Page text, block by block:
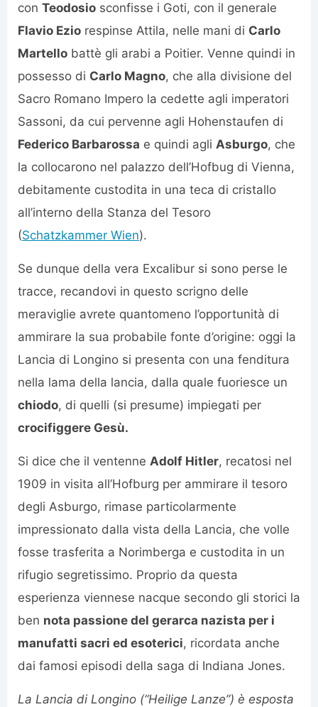
con Teodosio sconfisse i Goti, con il generale
Flavio Ezio respinse Attila, nelle mani di Carlo
Martello battè gli arabi a Poitier. Venne quindi in
possesso di Carlo Magno, che alla divisione del
Sacro Romano Impero la cedette agli imperatori
Sassoni, da cui pervenne agli Hohenstaufen di
Federico Barbarossa e quindi agli Asburgo, che
la collocarono nel palazzo dell’Hofbug di Vienna,
debitamente custodita in una teca di cristallo
all’interno della Stanza del Tesoro
(Schatzkammer Wien).
Se dunque della vera Excalibur si sono perse le
tracce, recandovi in questo scrigno delle
meraviglie avrete quantomeno l’opportunità di
ammirare la sua probabile fonte d’origine: oggi la
Lancia di Longino si presenta con una fenditura
nella lama della lancia, dalla quale fuoriesce un
chiodo, di quelli (si presume) impiegati per
crocifiggere Gesù.
Si dice che il ventenne Adolf Hitler, recatosi nel
1909 in visita all’Hofburg per ammirare il tesoro
degli Asburgo, rimase particolarmente
impressionato dalla vista della Lancia, che volle
fosse trasferita a Norimberga e custodita in un
rifugio segretissimo. Proprio da questa
esperienza viennese nacque secondo gli storici la
ben nota passione del gerarca nazista per i
manufatti sacri ed esoterici, ricordata anche
dai famosi episodi della saga di Indiana Jones.
La Lancia di Longino (“Heilige Lanze”) è esposta